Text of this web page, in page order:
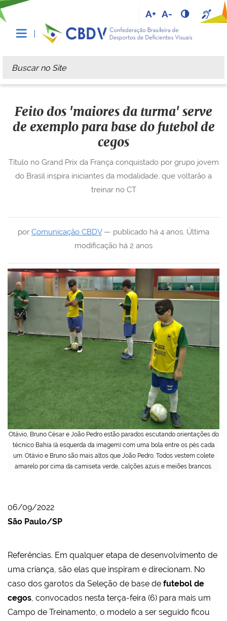
A+ A-
Busca
Busca Avançada…
Otávio, Bruno César e João Pedro estão parados escutando orientações do
técnico Bahia (à esquerda da imagem) com uma bola entre os pés cada
um. Otávio e Bruno são mais altos que João Pedro. Todos vestem colete
amarelo por cima da camiseta verde, calções azuis e meiões brancos.
Feito dos 'maiores da turma' serve
de exemplo para base do futebol de
cegos
por Comunicação CBDV— publicado há 4 anos, Última
modificação há 2 anos
Título no Grand Prix da França conquistado por grupo jovem
do Brasil inspira iniciantes da modalidade, que voltarão a
treinar no CT
06/09/2022
São Paulo/SP
Referências. Em qualquer etapa de desenvolvimento de
uma criança, são elas que inspiram e direcionam. No
caso dos garotos da Seleção de base de futebol de
cegos, convocados nesta terça-feira (6) para mais um
Campo de Treinamento, o modelo a ser seguido ficou